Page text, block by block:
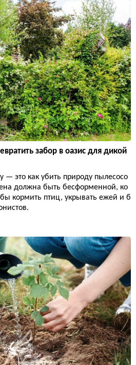
забор в оазис для дикой
— это как убить природу пылесосо
должна быть бесформенной, ко
кормить птиц, укрывать ежей и б